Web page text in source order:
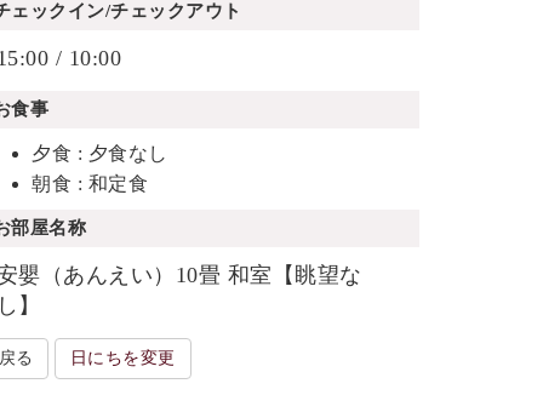
ェックイン/チェックアウト
/ 10:00
食事
夕食 : 夕食なし
朝食 : 和定食
部屋名称
嬰（あんえい）10畳 和室【眺望な
し】
戻る 日にちを変更